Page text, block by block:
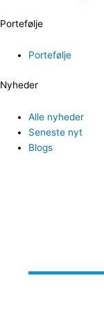
Portefølje
Portefølje
Nyheder
Alle nyheder
Seneste nyt
Blogs